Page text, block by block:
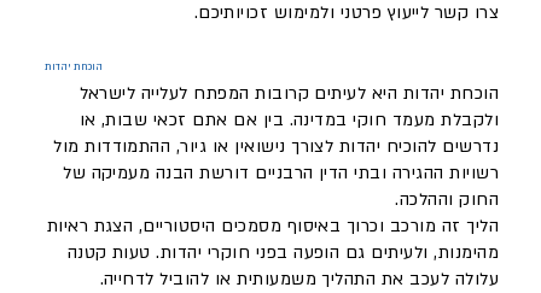
צרו קשר לייעוץ פרטני ולמימוש זכויותיכם.
הוכחת יהדות
הוכחת יהדות היא לעיתים קרובות המפתח לעלייה לישראל
ולקבלת מעמד חוקי במדינה. בין אם אתם זכאי שבות, או
נדרשים להוכיח יהדות לצורך נישואין או גיור, ההתמודדות מול
רשויות ההגירה ובתי הדין הרבניים דורשת הבנה מעמיקה של
החוק וההלכה.
הליך זה מורכב וכרוך באיסוף מסמכים היסטוריים, הצגת ראיות
מהימנות, ולעיתים גם הופעה בפני חוקרי יהדות. טעות קטנה
עלולה לעכב את התהליך משמעותית או להוביל לדחייה.